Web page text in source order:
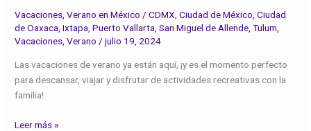
Vacaciones ,Verano en México /CDMX ,Ciudad de México ,Ciudad
de Oaxaca ,Ixtapa ,Puerto Vallarta ,San Miguel de Allende ,Tulum
Vacaciones ,Verano /julio 19, 2024
Las vacaciones de verano ya están aquí, ¡y es el momento perfecto
para descansar, viajar y disfrutar de actividades recreativas con la
familia!
Leer más »